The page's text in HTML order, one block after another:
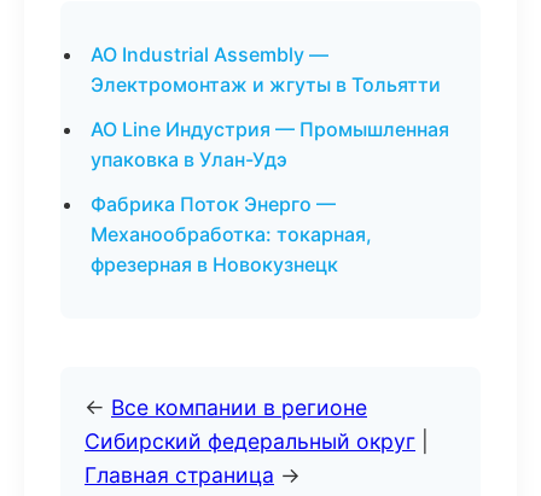
АО Industrial Assembly —
Электромонтаж и жгуты в Тольятти
АО Line Индустрия — Промышленная
упаковка в Улан-Удэ
Фабрика Поток Энерго —
Механообработка: токарная,
фрезерная в Новокузнецк
← Все компании в регионе
Сибирский федеральный округ
Главная страница →